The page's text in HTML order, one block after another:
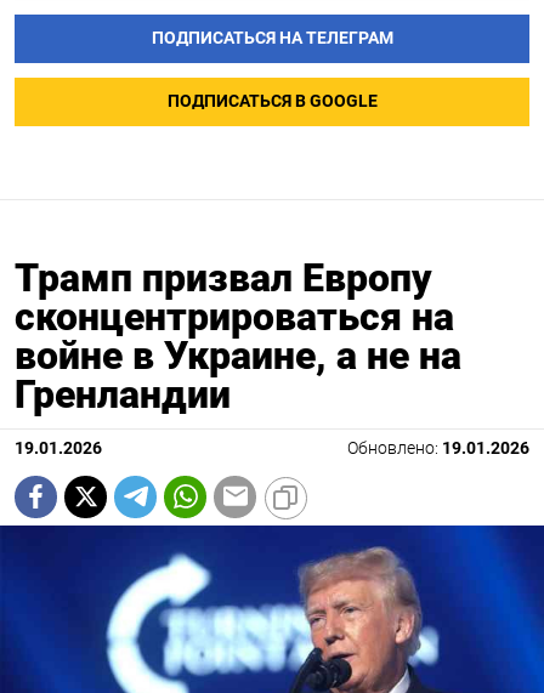
ПОДПИСАТЬСЯ НА ТЕЛЕГРАМ
ПОДПИСАТЬСЯ В GOOGLE
Трамп призвал Европу
сконцентрироваться на
войне в Украине, а не на
Гренландии
19.01.2026 Обновлено: 19.01.2026